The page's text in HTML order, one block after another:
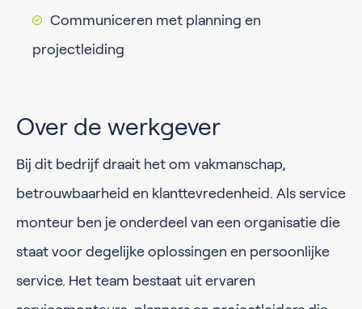
Communiceren met planning en
projectleiding
Over de werkgever
Bij dit bedrijf draait het om vakmanschap,
betrouwbaarheid en klanttevredenheid. Als service
monteur ben je onderdeel van een organisatie die
staat voor degelijke oplossingen en persoonlijke
service. Het team bestaat uit ervaren